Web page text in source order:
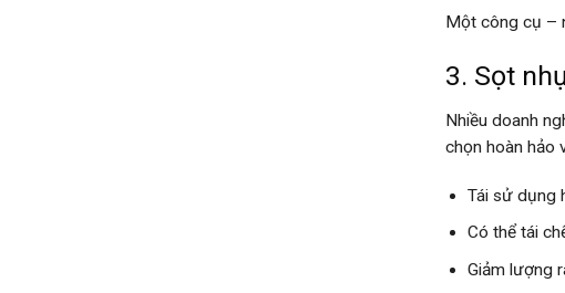
Một công cụ –
3. Sọt
Nhiều doanh
chọn hoàn hảo
Tái sử dụng
Có thể tái
Giảm lượng